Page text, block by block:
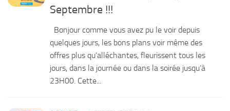
Septembre !!!
Bonjour comme vous avez pu le voir depuis
quelques jours, les bons plans voir même des
offres plus qu’alléchantes, fleurissent tous les
jours, dans la journée ou dans la soirée jusqu’à
23H00. Cette...